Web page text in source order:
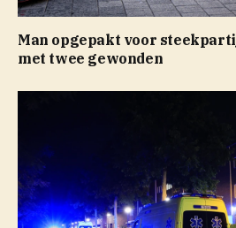
Man opgepakt voor
met twee gewonden